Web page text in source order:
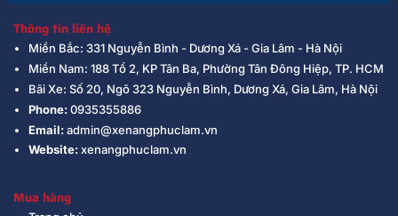
Thông tin liên hệ
Miền Bắc: 331 Nguyễn Bình - Dương Xá - Gia Lâm - Hà Nội
Miền Nam: 188 Tổ 2, KP Tân Ba, Phường Tân Đông Hiệp, TP. HCM
Bãi Xe: Số 20, Ngõ 323 Nguyễn Bình, Dương Xá, Gia Lâm, Hà Nội
Phone:0935355886
Email:admin@xenangphuclam.vn
Website:xenangphuclam.vn
Mua hàng